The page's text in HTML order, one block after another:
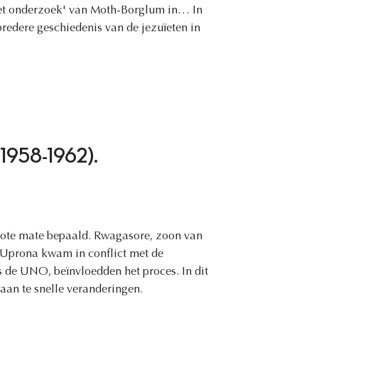
onderzoek' van Moth-Borglum in… In
geschiedenis van de jezuïeten in
1962).
mate bepaald. Rwagasore, zoon van
kwam in conflict met de
UNO, beïnvloedden het proces. In dit
te snelle veranderingen.